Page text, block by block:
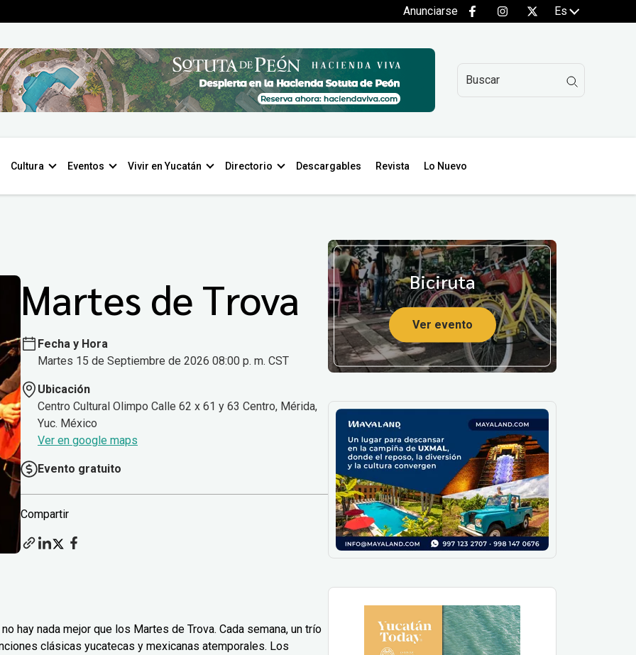
Anunciarse Es
Cultura Eventos Vivir en Yucatán Directorio Descargables Revista Lo Nuevo
Martes de Trova
Fecha y Hora
Martes 15 de Septiembre de 2026 08:00 p. m. CST
Ubicación
Centro Cultural Olimpo Calle 62 x 61 y 63 Centro, Mérida,
Yuc. México
Ver en google maps
Evento gratuito
Compartir
hay nada mejor que los Martes de Trova. Cada semana, un trío
clásicas yucatecas y mexicanas atemporales. Los
Biciruta
Ver evento